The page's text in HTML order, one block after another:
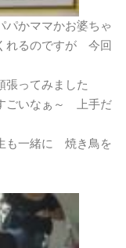
かママかお婆ちゃ
れるのですが 今回
ってみました
ごいなぁ～ 上手だ
も一緒に 焼き鳥を